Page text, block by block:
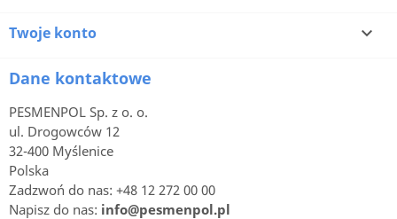
Twoje konto 
Dane kontaktowe
PESMENPOL Sp. z o. o.
ul. Drogowców 12
32-400 Myślenice
Polska
Zadzwoń do nas: +48 12 272 00 00
Napisz do nas: info@pesmenpol.pl